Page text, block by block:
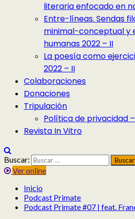
literaria enfocado en
Entre-líneas. Sendas
minimal-conceptual y
humanas 2022 – II
La poesía como
2022 – II
Colaboraciones
Donaciones
Tripulación
Política de privacidad
Revista In Vitro
Buscar:
Ver online
Inicio
Podcast Primate
Podcast Primate #07 | feat.